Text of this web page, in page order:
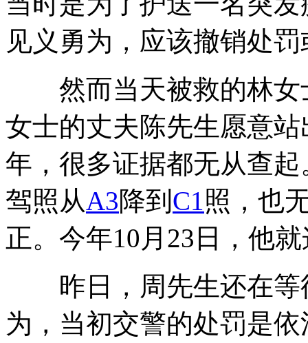
见义勇为，应该撤销处
然而当天被救的林女
女士的丈夫陈先生愿意
年，很多证据都无从查
驾照从A3降到 C1照，也
正。今年10月23日，他
昨日，周先生还在等
为，当初交警的处罚是